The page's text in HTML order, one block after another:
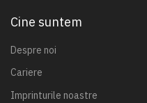
Cine suntem
Despre noi
Cariere
Imprinturile noastre